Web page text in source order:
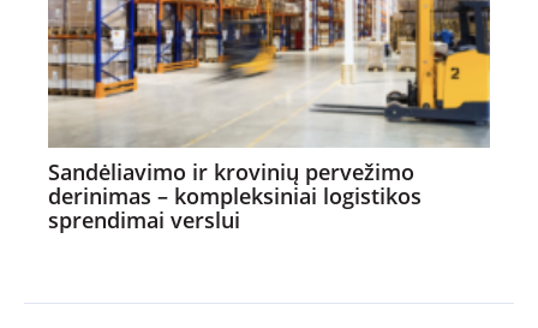
Sandėliavimo ir krovinių pervežimo
derinimas – kompleksiniai logistikos
sprendimai verslui